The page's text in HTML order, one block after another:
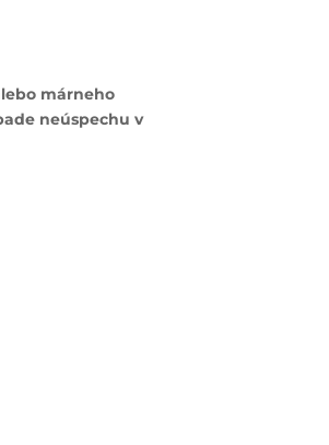
márneho
neúspechu v